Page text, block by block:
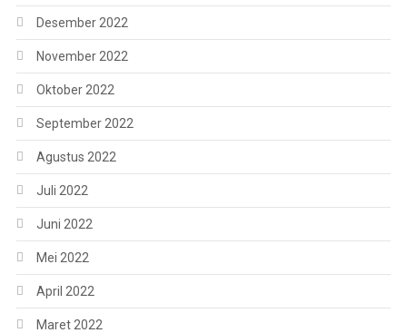
Desember 2022
November 2022
Oktober 2022
September 2022
Agustus 2022
Juli 2022
Juni 2022
Mei 2022
April 2022
Maret 2022